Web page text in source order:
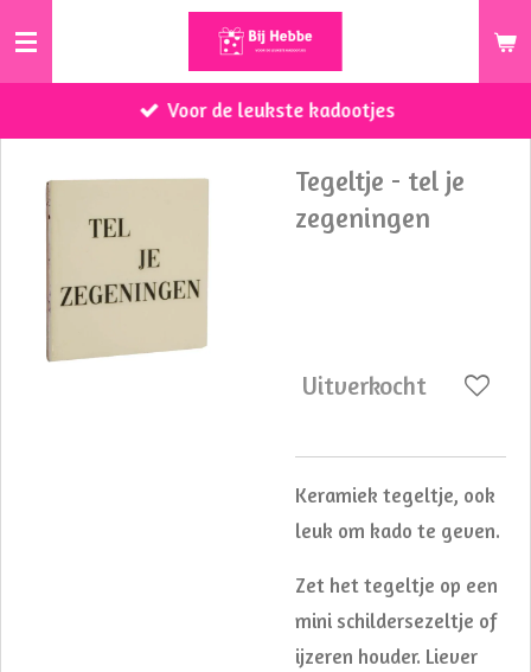
Ga
de
Voor de leukste kadootjes
Tegeltje - tel je
zegeningen
Uitverkocht
Keramiek tegeltje, ook
leuk om kado te geven.
Zet het tegeltje op een
mini schildersezeltje of
ijzeren houder. Liever